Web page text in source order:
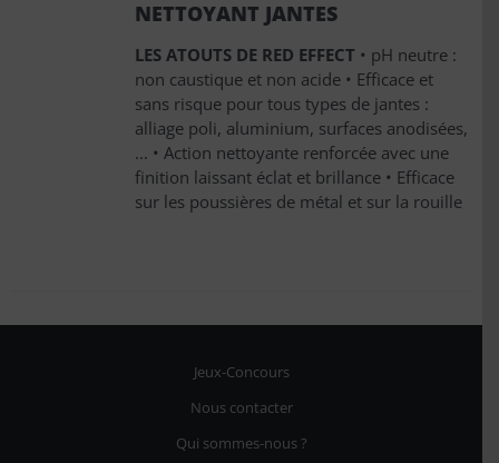
NETTOYANT JANTES
LES ATOUTS DE RED EFFECT • pH neutre :
non caustique et non acide • Efficace et
sans risque pour tous types de jantes :
alliage poli, aluminium, surfaces anodisées,
... • Action nettoyante renforcée avec une
finition laissant éclat et brillance • Efficace
sur les poussières de métal et sur la rouille
Jeux-Concours
Nous contacter
Qui sommes-nous ?